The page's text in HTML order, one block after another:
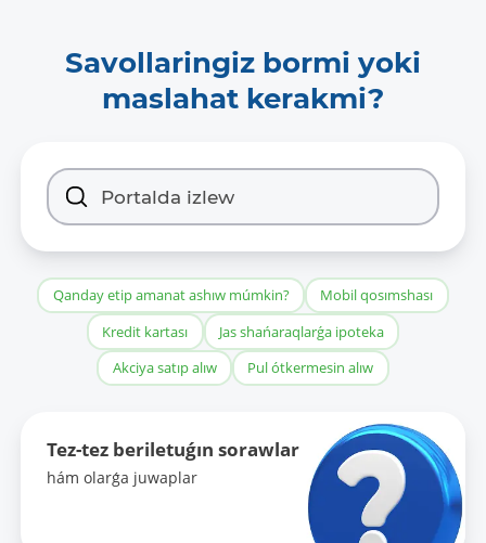
Savollaringiz bormi yoki
maslahat kerakmi?
Qanday etip amanat ashıw múmkin?
Mobil qosımshası
Kredit kartası
Jas shańaraqlarǵa ipoteka
Akciya satıp alıw
Pul ótkermesin alıw
Tez-tez beriletuǵın sorawlar
hám olarǵa juwaplar